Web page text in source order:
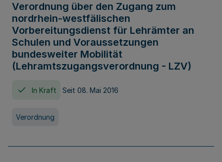
Verordnung über den Zugang zum
nordrhein-westfälischen
Vorbereitungsdienst für Lehrämter an
Schulen und Voraussetzungen
bundesweiter Mobilität
(Lehramtszugangsverordnung - LZV)
In Kraft Seit 08. Mai 2016
Verordnung